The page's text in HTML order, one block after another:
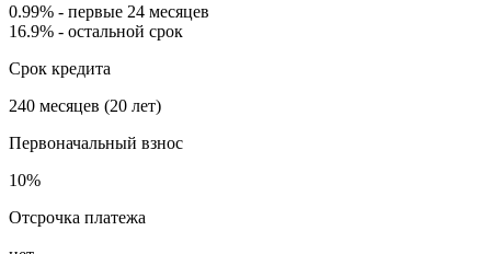
0.99% - первые 24 месяцев
16.9% - остальной срок
Срок кредита
240 месяцев (20 лет)
Первоначальный взнос
10%
Отсрочка платежа